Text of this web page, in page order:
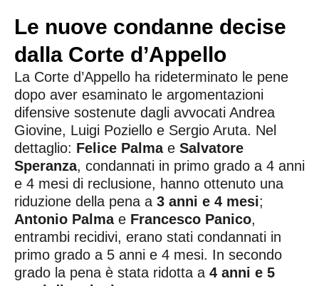
Le nuove condanne decise
dalla Corte d’Appello
La Corte d’Appello ha rideterminato le pene
dopo aver esaminato le argomentazioni
difensive sostenute dagli avvocati Andrea
Giovine, Luigi Poziello e Sergio Aruta. Nel
dettaglio: Felice Palmae Salvatore
Speranza, condannati in primo grado a 4 anni
e 4 mesi di reclusione, hanno ottenuto una
riduzione della pena a 3 anni e 4 mesi;
Antonio Palmae Francesco Panico,
entrambi recidivi, erano stati condannati in
primo grado a 5 anni e 4 mesi. In secondo
grado la pena è stata ridotta a 4 anni e 5